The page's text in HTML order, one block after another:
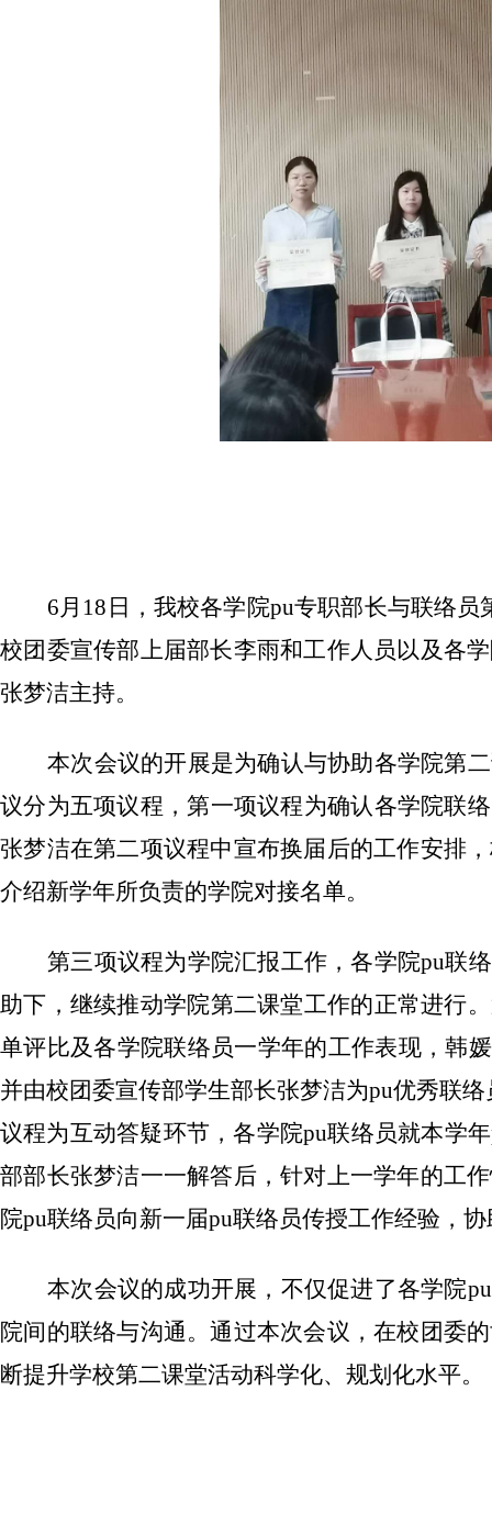
6 月 18 日，我校各学院pu专职部长与联络员
校团委宣传部上届部长李雨和工作人员以及各
张梦洁主持。
本次会议的开展是为确认与协助各学院第
议分为五项议程，第一项议程为确认各学院联
张梦洁在第二项议程中宣布换届后的工作安排
介绍新学年所负责的学院对接名单。
第三项议程为学院汇报工作，各学院pu联
助下，继续推动学院第二课堂工作的正常进行
单评比及各学院联络员一学年的工作表现，韩
并由校团委宣传部学生部长张梦洁为pu优秀联络
议程为互动答疑环节，各学院pu联络员就本学年
部部长张梦洁一一解答后，针对上一学年的工
院pu联络员向新一届pu联络员传授工作经验，
本次会议的成功开展，不仅促进了各学院pu
院间的联络与沟通。通过本次会议，在校团委
断提升学校第二课堂活动科学化、规划化水平。